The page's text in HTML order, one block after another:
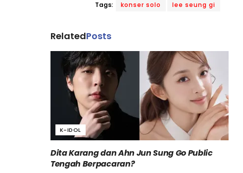
Tags: konser solo lee seung gi
RelatedPosts
K-IDOL
Dita Karang dan Ahn Jun Sung Go Public
Tengah Berpacaran?